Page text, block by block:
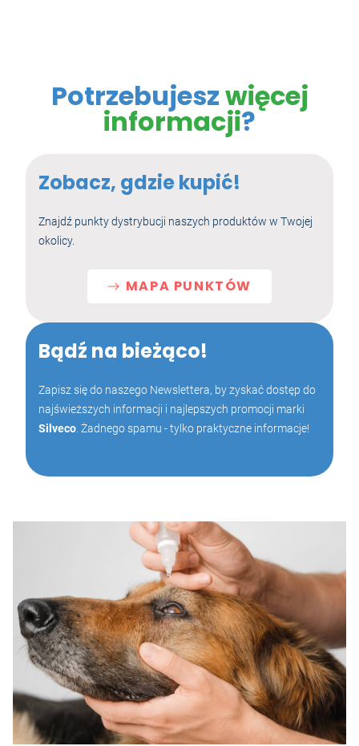
Potrzebujeszwięcej
informacji?
Zobacz, gdzie kupić!
Znajdź punkty dystrybucji naszych produktów w Twojej
okolicy.
MAPA PUNKTÓW
Bądź na bieżąco!
Zapisz się do naszego Newslettera, by zyskać dostęp do
najświeższych informacji i najlepszych promocji marki
Silveco. Żadnego spamu - tylko praktyczne informacje!